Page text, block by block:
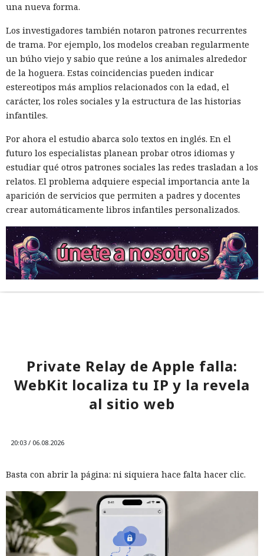
una nueva forma.
Los investigadores también notaron patrones recurrentes
de trama. Por ejemplo, los modelos creaban regularmente
un búho viejo y sabio que reúne a los animales alrededor
de la hoguera. Estas coincidencias pueden indicar
estereotipos más amplios relacionados con la edad, el
carácter, los roles sociales y la estructura de las historias
infantiles.
Por ahora el estudio abarca solo textos en inglés. En el
futuro los especialistas planean probar otros idiomas y
estudiar qué otros patrones sociales las redes trasladan a los
relatos. El problema adquiere especial importancia ante la
aparición de servicios que permiten a padres y docentes
crear automáticamente libros infantiles personalizados.
Private Relay de Apple falla:
WebKit localiza tu IP y la revela
al sitio web
20:03 / 06.08.2026
Basta con abrir la página: ni siquiera hace falta hacer clic.